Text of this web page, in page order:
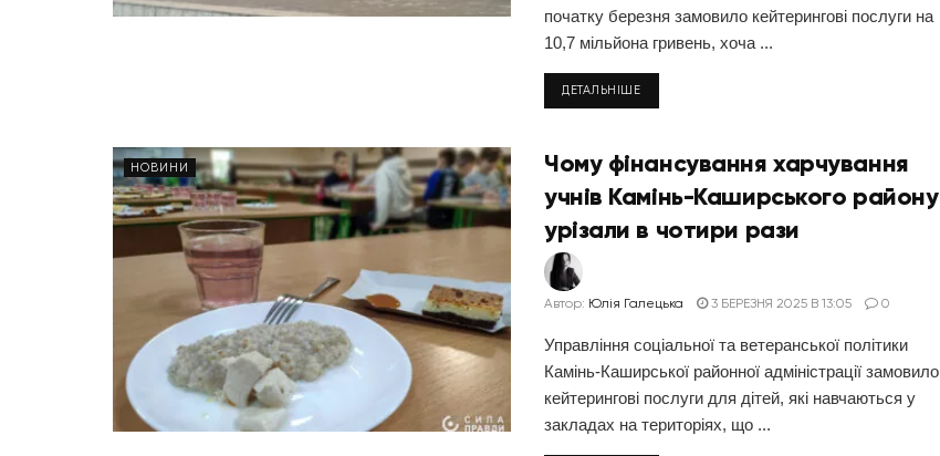
початку березня замовило кейтерингові послуги на
10,7 мільйона гривень, хоча ...
ДЕТАЛЬНІШЕ
НОВИНИ
Чому фінансування харчування
учнів Камінь-Каширського району
урізали в чотири рази
Автор: Юлія Галецька 3 БЕРЕЗНЯ 2025 В 13:05 0
Управління соціальної та ветеранської політики
Камінь-Каширської районної адміністрації замовило
кейтерингові послуги для дітей, які навчаються у
закладах на територіях, що ...